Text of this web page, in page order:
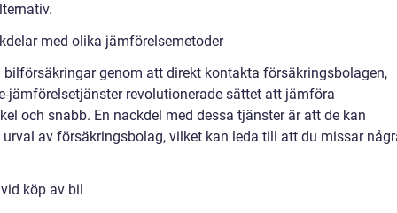
med olika jämförelsemetoder
genom att direkt kontakta försäkringsbolagen,
jämförelsetjänster revolutionerade sättet att jämföra
och snabb. En nackdel med dessa tjänster är att de kan
av försäkringsbolag, vilket kan leda till att du missar
köp av bil